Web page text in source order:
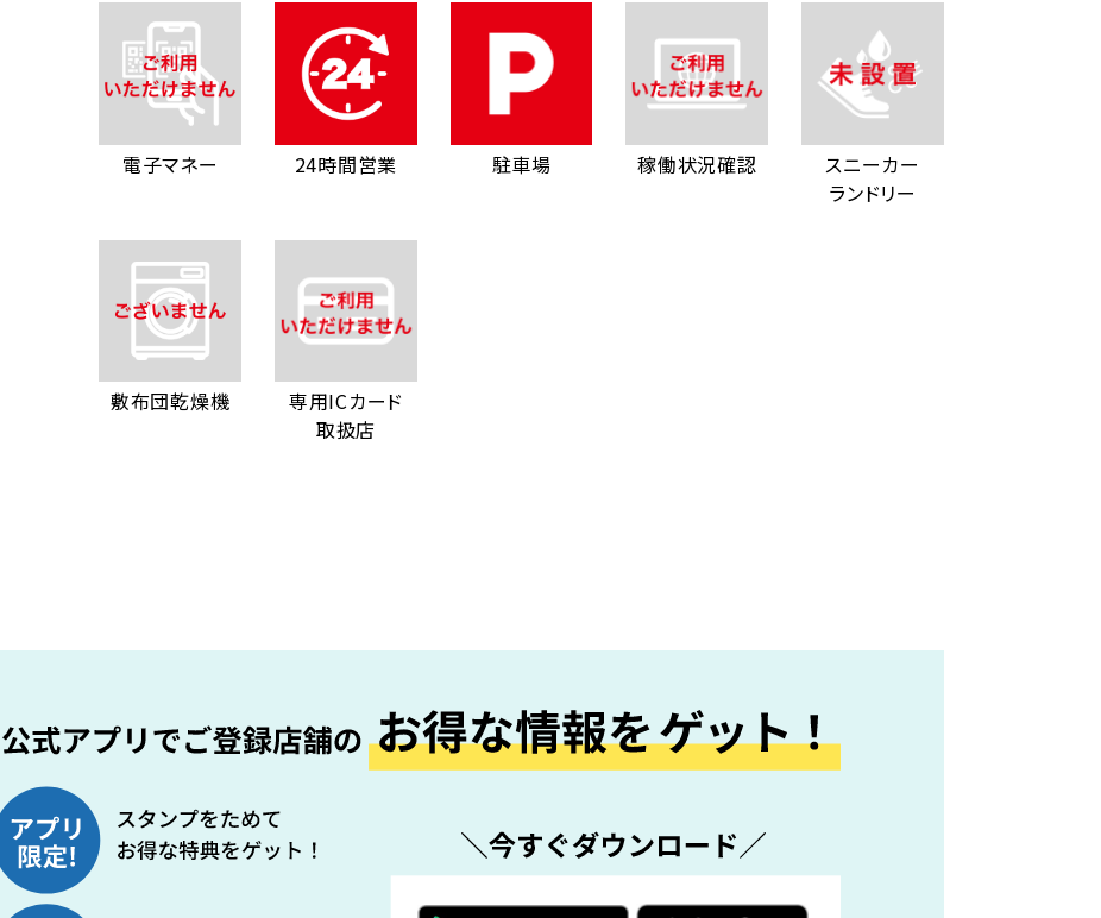
電子マネー 24時間営業 駐車場 稼働状況確認
スニーカー
ランドリー
敷布団乾燥機
専用ICカード
取扱店